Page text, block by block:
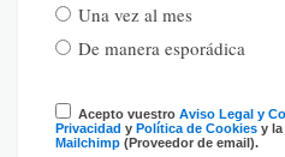
Una vez al mes
De manera esporádica
Acepto vuestro Aviso Legal y
Privacidad y Política de Cookies y la
Mailchimp (Proveedor de email).